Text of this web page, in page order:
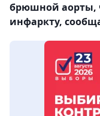
брюшной аорты,
инфаркту,